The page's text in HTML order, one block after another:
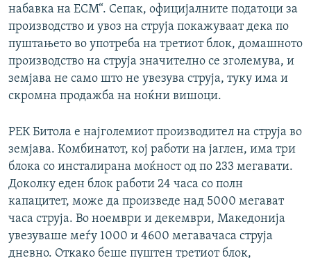
набавка на ЕСМ“. Сепак, официјалните податоци за
производство и увоз на струја покажуваат дека по
пуштањето во употреба на третиот блок, домашното
производство на струја значително се зголемува, и
земјава не само што не увезува струја, туку има и
скромна продажба на ноќни вишоци.
РЕК Битола е најголемиот производител на струја во
земјава. Комбинатот, кој работи на јаглен, има три
блока со инсталирана моќност од по 233 мегавати.
Доколку еден блок работи 24 часа со полн
капацитет, може да произведе над 5000 мегават
часа струја. Во ноември и декември, Македонија
увезуваше меѓу 1000 и 4600 мегавачаса струја
дневно. Откако беше пуштен третиот блок,